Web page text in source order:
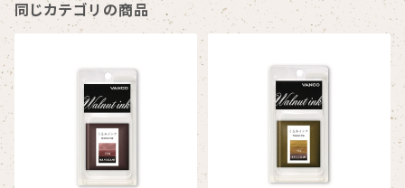
同じカテゴリの商品